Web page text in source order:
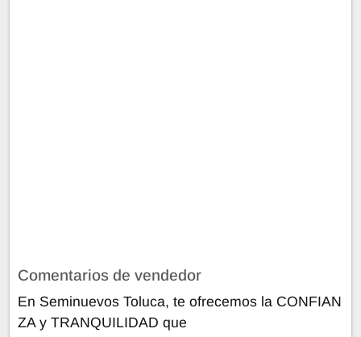
Comentarios de vendedor
En Seminuevos Toluca, te ofrecemos la CONFIAN
ZA y TRANQUILIDAD que